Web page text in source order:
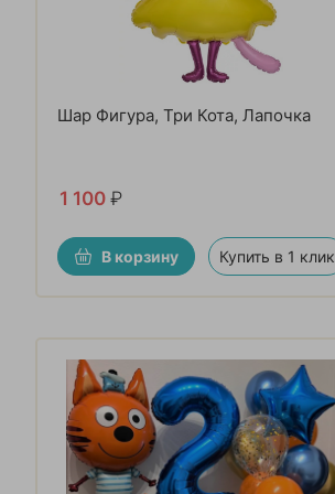
Шар Фигура, Три Кота, Лапочка
1 100 ₽
В корзину Купить в 1 клик